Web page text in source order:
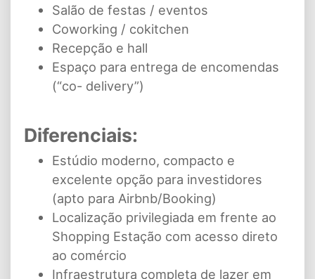
Salão de festas / eventos
Coworking / cokitchen
Recepção e hall
Espaço para entrega de encomendas
(“co- delivery”)
Diferenciais:
Estúdio moderno, compacto e
excelente opção para investidores
(apto para Airbnb/Booking)
Localização privilegiada em frente ao
Shopping Estação com acesso direto
ao comércio
Infraestrutura completa de lazer em